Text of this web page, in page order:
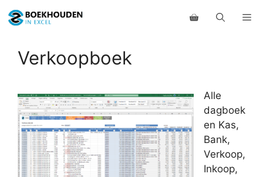
naar
inhoudVerkoopboek
Alle
dagboek
en Kas,
Bank,
Verkoop,
Inkoop,